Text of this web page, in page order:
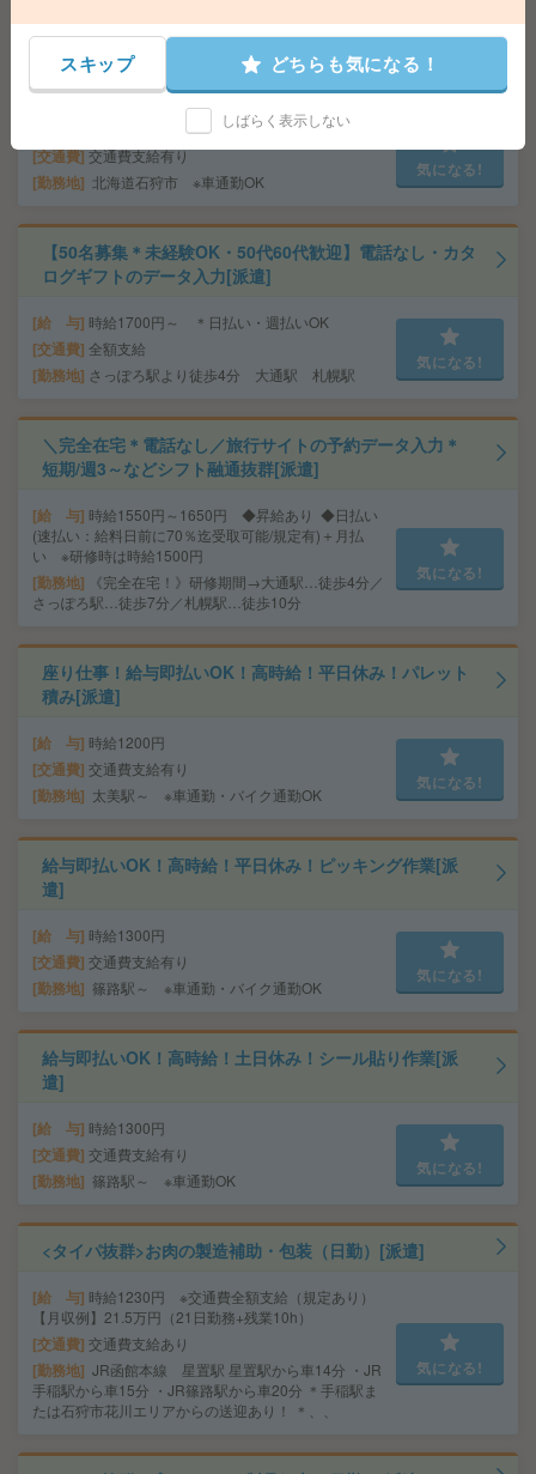
高時給！車通勤OK！土日休み！オーバーホール作業[派
遣]
交通費 交通費支給有り
勤務地 北海道石狩市 ※車通勤OK
気になる!
【50名募集＊未経験OK・50代60代歓迎】電話なし・カタ
ログギフトのデータ入力[派遣]
給 与 時給1700円～ ＊日払い・週払いOK
交通費 全額支給
勤務地 さっぽろ駅より徒歩4分 大通駅 札幌駅
気になる!
＼完全在宅＊電話なし／旅行サイトの予約データ入力＊
短期/週3～などシフト融通抜群[派遣]
給 与 時給1550円～1650円 ◆昇給あり ◆日払い
(速払い：給料日前に70％迄受取可能/規定有)＋月払
い ※研修時は時給1500円
勤務地
《完全在宅！》研修期間→大通駅…徒歩4分／
さっぽろ駅…徒歩7分／札幌駅…徒歩10分
気になる!
座り仕事！給与即払いOK！高時給！平日休み！パレット
積み[派遣]
給 与 時給1200円
交通費 交通費支給有り
勤務地 太美駅～ ※車通勤・バイク通勤OK
気になる!
給与即払いOK！高時給！平日休み！ピッキング作業[派
遣]
給 与 時給1300円
交通費 交通費支給有り
勤務地 篠路駅～ ※車通勤・バイク通勤OK
気になる!
給与即払いOK！高時給！土日休み！シール貼り作業[派
遣]
給 与 時給1300円
交通費 交通費支給有り
勤務地 篠路駅～ ※車通勤OK
気になる!
<タイパ抜群>お肉の製造補助・包装（日勤）[派遣]
給 与 時給1230円 ※交通費全額支給（規定あり）
【月収例】21.5万円（21日勤務+残業10h）
交通費 交通費支給あり
勤務地 JR函館本線 星置駅 星置駅から車14分 ・JR
手稲駅から車15分 ・JR篠路駅から車20分 ＊手稲駅ま
たは石狩市花川エリアからの送迎あり！ ＊、、
気になる!
スキップ どちらも気になる！
しばらく表示しない